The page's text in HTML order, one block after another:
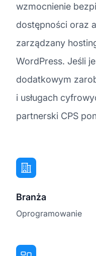
wzmocnienie
dostępności oraz
zarządzany
WordPress. Jeśli
dodatkowym
i usługach
partnerski CPS
Branża
Oprogramowanie